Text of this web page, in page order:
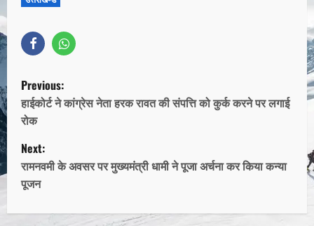
Previous:
हाईकोर्ट ने कांग्रेस नेता हरक रावत की संपत्ति को कुर्क करने पर लगाई
रोक
Next:
रामनवमी के अवसर पर मुख्यमंत्री धामी ने पूजा अर्चना कर किया कन्या
पूजन